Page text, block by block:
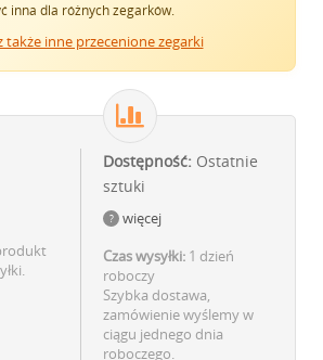
inna dla różnych zegarków.
także inne przecenione zegarki
Dostępność: Ostatnie
sztuki
więcej
Czas wysyłki: 1 dzień
roboczy
Szybka dostawa,
zamówienie wyślemy w
ciągu jednego dnia
roboczego.